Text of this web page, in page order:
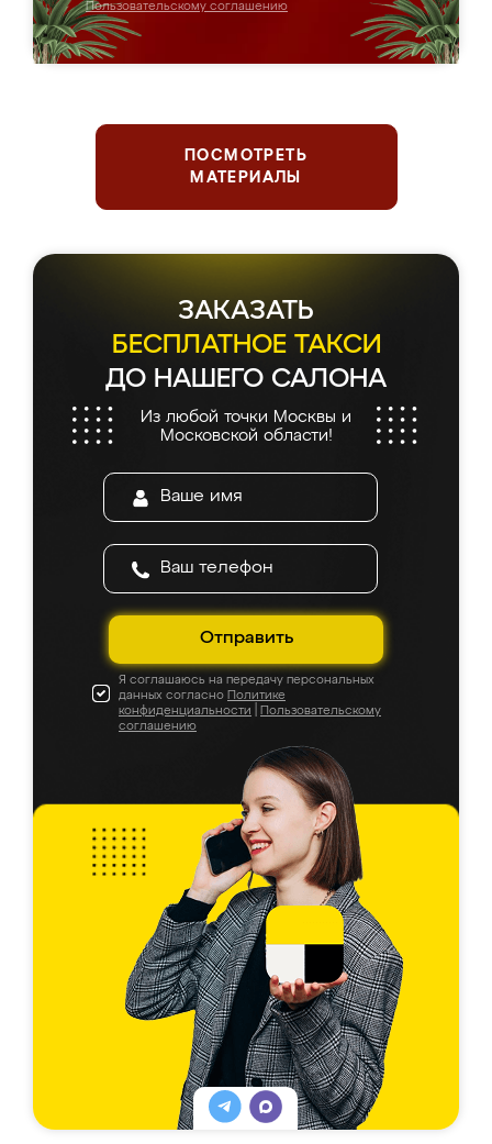
Пользовательскому соглашению
ПОСМОТРЕТЬ
МАТЕРИАЛЫ
ЗАКАЗАТЬ
БЕСПЛАТНОЕ ТАКСИ
ДО НАШЕГО САЛОНА
Из любой точки Москвы и
Московской области!
Отправить
Я соглашаюсь на передачу персональных
данных согласно Политике
конфиденциальности
Пользовательскому
соглашению